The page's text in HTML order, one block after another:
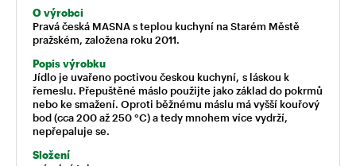
O výrobci
Pravá česká MASNA s teplou kuchyní na Starém Městě
pražském, založena roku 2011.
Popis výrobku
Jídlo je uvařeno poctivou českou kuchyní, s láskou k
řemeslu. Přepuštěné máslo použijte jako základ do pokrmů
nebo ke smažení. Oproti běžnému máslu má vyšší kouřový
bod (cca 200 až 250 °C) a tedy mnohem více vydrží,
nepřepaluje se.
Složení